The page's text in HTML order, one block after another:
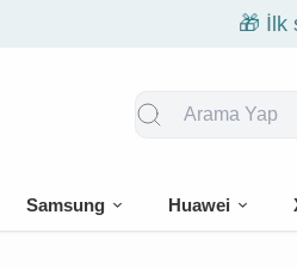
🎁 İlk
Samsung Huawei